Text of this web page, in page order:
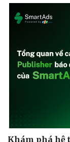
Khám phá hệ